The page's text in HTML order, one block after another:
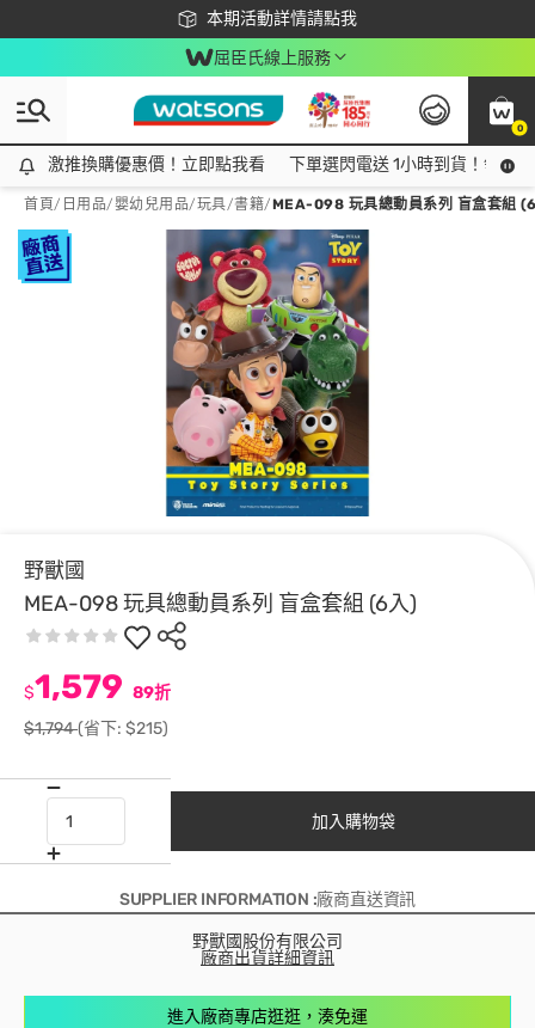
本期活動詳情請點我
下載app最高回饋$350
屈臣氏線上服務
0
激推換購優惠價！立即點我看
激推換購優惠價！立即點我看 下單選閃電送 1小時到貨！領神
首頁/ 日用品/嬰幼兒用品/玩具/書籍/MEA-098 玩具總動員系列 盲盒套組
野獸國
MEA-098 玩具總動員系列 盲盒套組 (6入)
$1,579 89折
$1,794(省下: $215)
加入購物袋
SUPPLIER INFORMATION :廠商直送資訊
野獸國股份有限公司
廠商出貨詳細資訊
進入廠商專店逛逛，湊免運